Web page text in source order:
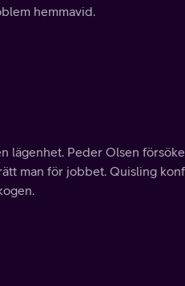
hemmavid.
lägenhet. Peder Olsen
man för jobbet. Quisling